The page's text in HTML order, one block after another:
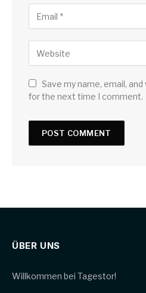
Save my name, email,
for the next time I comment.
ÜBER UNS
Willkommen bei Tagestor!